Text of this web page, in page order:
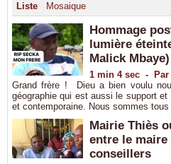
Liste
Mosaique
Hommage
lumière
Malick Mbaye)
1 min 4 sec- Par
Grand frère ! Dieu a bien voulu
géographie qui est aussi le support
et contemporaine. Nous sommes
Mairie Thiès
entre le maire
conseillers